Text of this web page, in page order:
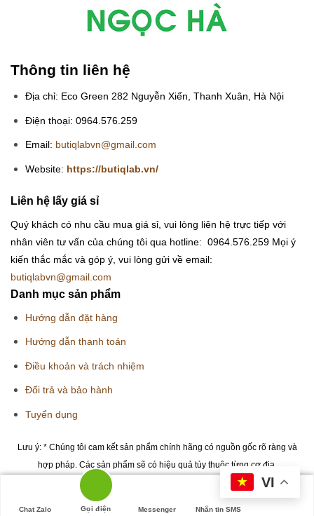
Thông tin liên hệ
Địa chỉ: Eco Green 282 Nguyễn Xiển, Thanh Xuân, Hà Nội
Điện thoại: 0964.576.259
Email: butiqlabvn@gmail.com
Website: https://butiqlab.vn/
Liên hệ lấy giá sỉ
Quý khách có nhu cầu mua giá sỉ, vui lòng liên hệ trực tiếp với
nhân viên tư vấn của chúng tôi qua hotline: 0964.576.259 Mọi ý
kiến thắc mắc và góp ý, vui lòng gửi về email:
butiqlabvn@gmail.com
Danh mục sản phẩm
Hướng dẫn đặt hàng
Hướng dẫn thanh toán
Điều khoản và trách nhiệm
Đổi trả và bảo hành
Tuyển dụng
Lưu ý: * Chúng tôi cam kết sản phẩm chính hãng có nguồn gốc rõ ràng và
hợp pháp. Các sản phẩm sẽ có hiệu quả tùy thuộc từng cơ địa.
Copyright 2026 © Butiqlab.vn
VI
Chat Zalo Gọi điện Messenger Nhắn tin SMS